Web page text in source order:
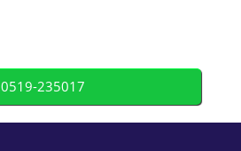
0519-235017